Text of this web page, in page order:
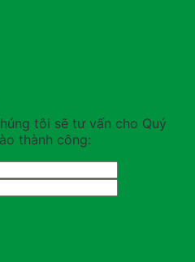
tôi sẽ tư vấn cho Quý
thành công: